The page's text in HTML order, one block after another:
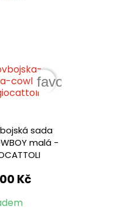
sada
malá -
Kč
favorite_border